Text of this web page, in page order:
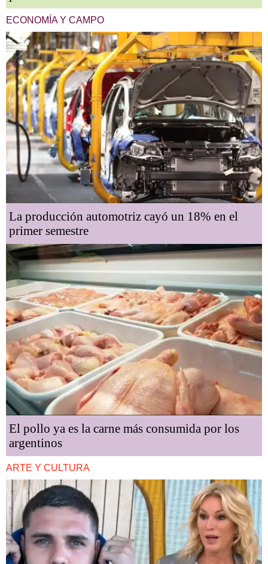
ECONOMÍA Y CAMPO
La producción automotriz cayó un 18% en el
primer semestre
El pollo ya es la carne más consumida por los
argentinos
ARTE Y CULTURA